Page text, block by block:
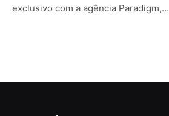
exclusivo com a agência Paradigm,…